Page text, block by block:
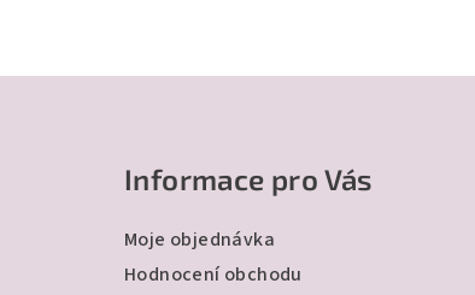
Informace pro Vás
Moje objednávka
Hodnocení obchodu